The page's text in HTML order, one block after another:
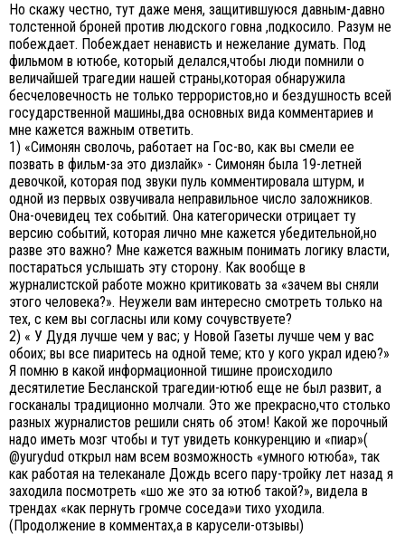
Но скажу честно, тут даже меня, защитившуюся давным-давно
толстенной броней против людского говна ,подкосило. Разум не
побеждает. Побеждает ненависть и нежелание думать. Под
фильмом в ютюбе, который делался,чтобы люди помнили о
величайшей трагедии нашей страны,которая обнаружила
бесчеловечность не только террористов,но и бездушность всей
государственной машины,два основных вида комментариев и
мне кажется важным ответить.
1) «Симонян сволочь, работает на Гос-во, как вы смели ее
позвать в фильм-за это дизлайк» - Симонян была 19-летней
девочкой, которая под звуки пуль комментировала штурм, и
одной из первых озвучивала неправильное число заложников.
Она-очевидец тех событий. Она категорически отрицает ту
версию событий, которая лично мне кажется убедительной,но
разве это важно? Мне кажется важным понимать логику власти,
постараться услышать эту сторону. Как вообще в
журналистской работе можно критиковать за «зачем вы сняли
этого человека?». Неужели вам интересно смотреть только на
тех, с кем вы согласны или кому сочувствуете?
2) « У Дудя лучше чем у вас; у Новой Газеты лучше чем у вас
обоих; вы все пиаритесь на одной теме; кто у кого украл идею?»
Я помню в какой информационной тишине происходило
десятилетие Бесланской трагедии-ютюб еще не был развит, а
госканалы традиционно молчали. Это же прекрасно,что столько
разных журналистов решили снять об этом! Какой же порочный
надо иметь мозг чтобы и тут увидеть конкуренцию и «пиар»(
@yurydud открыл нам всем возможность «умного ютюба», так
как работая на телеканале Дождь всего пару-тройку лет назад я
заходила посмотреть «шо же это за ютюб такой?», видела в
трендах «как пернуть громче соседа»и тихо уходила.
(Продолжение в комментах,а в карусели-отзывы)